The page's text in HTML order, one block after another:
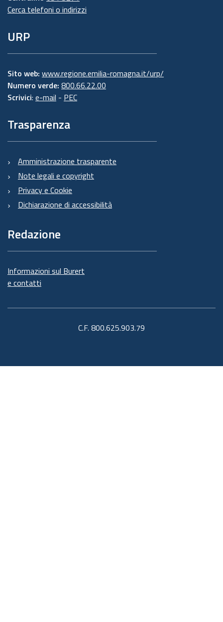
Cerca telefoni o indirizzi
URP
Sito web: www.regione.emilia-romagna.it/urp/
Numero verde: 800.66.22.00
Scrivici: e-mail - PEC
Trasparenza
Amministrazione trasparente
Note legali e copyright
Privacy e Cookie
Dichiarazione di accessibilità
Redazione
Informazioni sul Burert
e contatti
C.F. 800.625.903.79